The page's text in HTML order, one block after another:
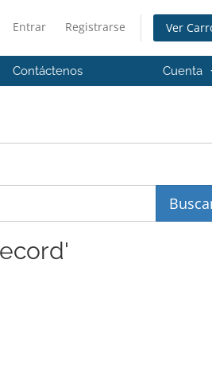
Entrar Registrarse Ver
Contáctenos Cuenta